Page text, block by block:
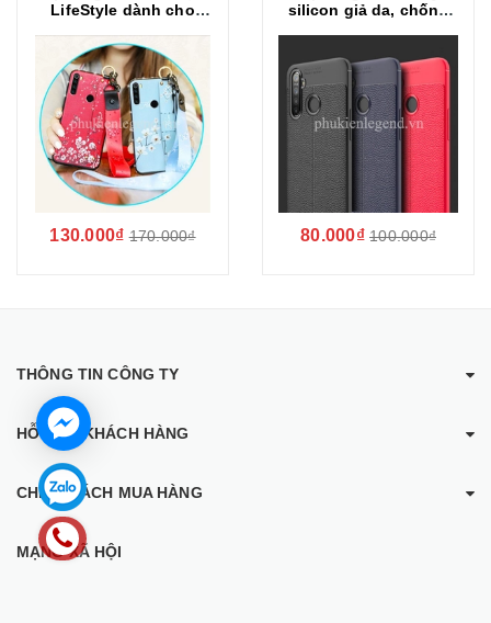
LifeStyle dành cho
130.000₫ 170.000₫
silicon giả da, chống
80.000₫ 100.000₫
THÔNG TIN CÔNG TY
HỖ TRỢ KHÁCH HÀNG
CHÍNH SÁCH MUA HÀNG
MẠNG XÃ HỘI